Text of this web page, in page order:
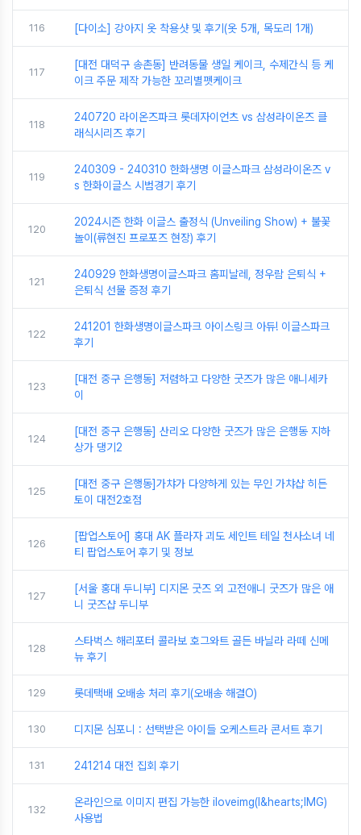
116 [다이소] 강아지 옷 착용샷 및 후기(옷 5개, 목도리 1개)
117
[대전 대덕구 송촌동] 반려동물 생일 케이크, 수제간식 등 케
이크 주문 제작 가능한 꼬리별펫케이크
118
240720 라이온즈파크 롯데자이언츠 vs 삼성라이온즈 클
래식시리즈 후기
119
240309 - 240310 한화생명 이글스파크 삼성라이온즈 v
s 한화이글스 시범경기 후기
120
2024시즌 한화 이글스 출정식 (Unveiling Show) + 불꽃
놀이(류현진 프로포즈 현장) 후기
121
240929 한화생명이글스파크 홈피날레, 정우람 은퇴식 +
은퇴식 선물 증정 후기
122
241201 한화생명이글스파크 아이스링크 아듀! 이글스파크
후기
123
[대전 중구 은행동] 저렴하고 다양한 굿즈가 많은 애니세카
이
124
[대전 중구 은행동] 산리오 다양한 굿즈가 많은 은행동 지하
상가 댕기2
125
[대전 중구 은행동]가챠가 다양하게 있는 무인 가챠샵 히든
토이 대전2호점
126
[팝업스토어] 홍대 AK 플라자 괴도 세인트 테일 천사소녀 네
티 팝업스토어 후기 및 정보
127
[서울 홍대 두니부] 디지몬 굿즈 외 고전애니 굿즈가 많은 애
니 굿즈샵 두니부
128
스타벅스 해리포터 콜라보 호그와트 골든 바닐라 라떼 신메
뉴 후기
129 롯데택배 오배송 처리 후기(오배송 해결O)
130 디지몬 심포니 : 선택받은 아이들 오케스트라 콘서트 후기
131 241214 대전 집회 후기
132
온라인으로 이미지 편집 가능한 iloveimg(I&hearts;IMG)
사용법